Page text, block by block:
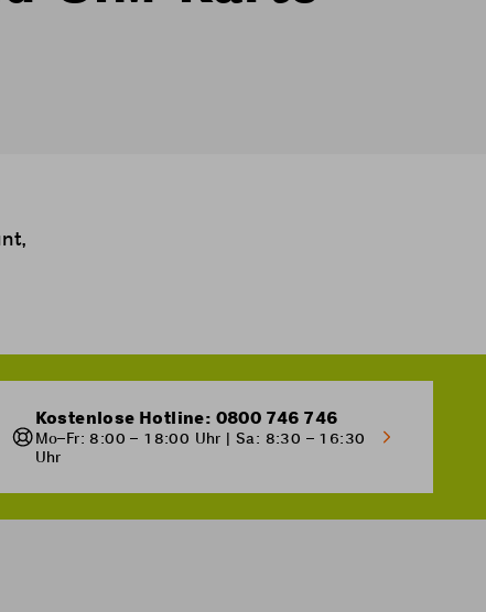
Kostenlose Hotline: 0800 746 746
Mo–Fr: 8:00 – 18:00 Uhr | Sa: 8:30 – 16:30
Uhr